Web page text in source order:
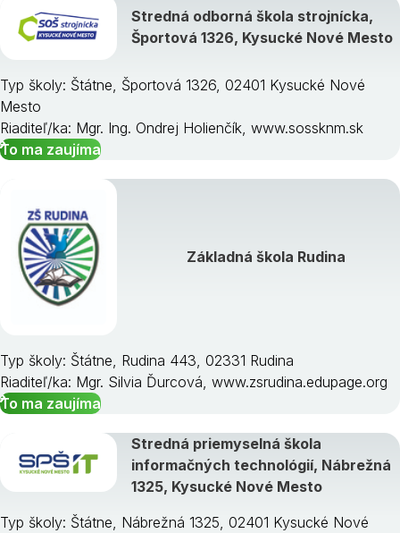
Čadca
Dolný Kubín
Liptovský Mikuláš
Martin
Námestovo
Ružomberok
Turčianske Teplice
Žilina
Stredná odborná škola strojnícka,
Športová 1326, Kysucké Nové Mesto
Typ školy: Štátne, Športová 1326, 02401 Kysucké Nové
Mesto
Riaditeľ/ka: Mgr. Ing. Ondrej Holienčík, www.sossknm.sk
To ma zaujíma
Základná škola Rudina
Typ školy: Štátne, Rudina 443, 02331 Rudina
Riaditeľ/ka: Mgr. Silvia Ďurcová, www.zsrudina.edupage.org
To ma zaujíma
Stredná priemyselná škola
informačných technológií, Nábrežná
1325, Kysucké Nové Mesto
Typ školy: Štátne, Nábrežná 1325, 02401 Kysucké Nové